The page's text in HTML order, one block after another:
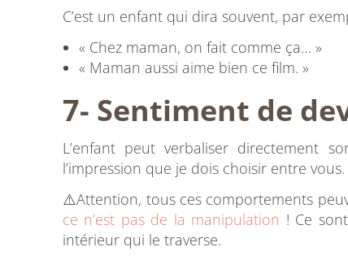
C’est un enfant qui dira souvent, par
« Chez maman, on fait comme ça… »
« Maman aussi aime bien ce film. »
7- Sentiment de
L’enfant peut verbaliser directement
l’impression que je dois choisir entre vous.
⚠️Attention, tous ces comportements
ce n’est pas de la manipulation ! Ce
intérieur qui le traverse.